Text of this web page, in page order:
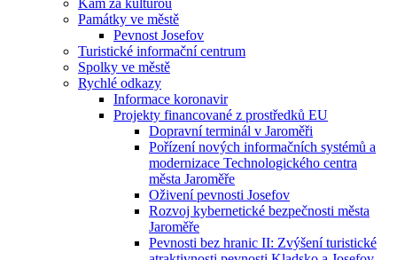
Kam za kulturou
Památky ve městě
Pevnost Josefov
Turistické informační centrum
Spolky ve městě
Rychlé odkazy
Informace koronavir
Projekty financované z prostředků EU
Dopravní terminál v Jaroměři
Pořízení nových informačních systémů a
modernizace Technologického centra
města Jaroměře
Oživení pevnosti Josefov
Rozvoj kybernetické bezpečnosti města
Jaroměře
Pevnosti bez hranic II: Zvýšení turistické